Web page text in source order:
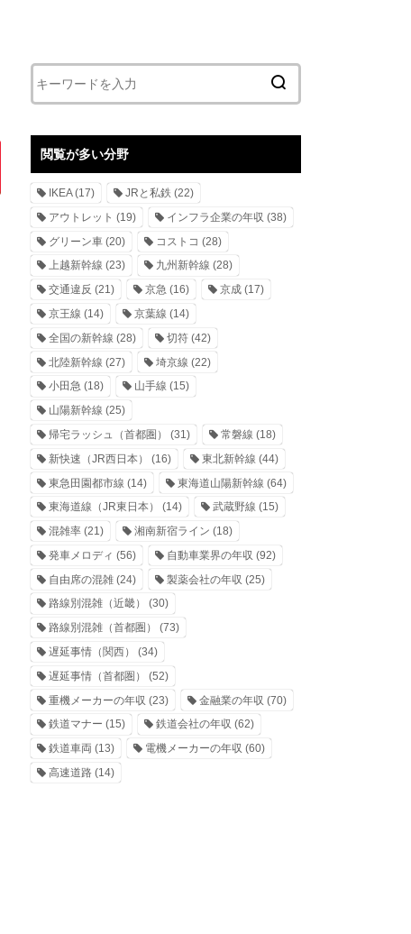
閲覧が多い分野
IKEA(17) JRと私鉄 (22)
アウトレット (19) インフラ企業の年収 (38)
グリーン車 (20) コストコ (28)
上越新幹線 (23) 九州新幹線 (28)
交通違反 (21) 京急 (16) 京成(17)
京王線 (14) 京葉線 (14)
全国の新幹線 (28) 切符(42)
北陸新幹線 (27) 埼京線 (22)
小田急 (18) 山手線 (15)
山陽新幹線 (25)
帰宅ラッシュ（首都圏）
(31) 常磐線 (18)
新快速（JR西日本）
(16) 東北新幹線 (44)
東急田園都市線 (14) 東海道山陽新幹線 (64)
東海道線（JR東日本）
(14) 武蔵野線 (15)
混雑率 (21) 湘南新宿ライン (18)
発車メロディ (56) 自動車業界の年収 (92)
自由席の混雑 (24) 製薬会社の年収 (25)
路線別混雑（近畿）
(30)
路線別混雑（首都圏）
(73)
遅延事情（関西）
(34)
遅延事情（首都圏）
(52)
重機メーカーの年収 (23) 金融業の年収 (70)
鉄道マナー (15) 鉄道会社の年収 (62)
鉄道車両 (13) 電機メーカーの年収 (60)
高速道路 (14)